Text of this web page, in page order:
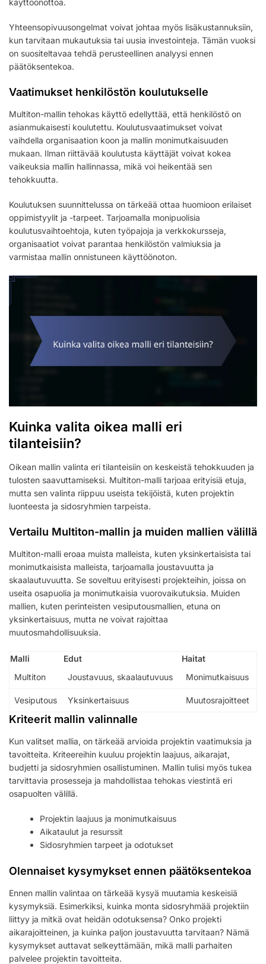
käyttöönottoa.
Yhteensopivuusongelmat voivat johtaa myös lisäkustannuksiin,
kun tarvitaan mukautuksia tai uusia investointeja. Tämän vuoksi
on suositeltavaa tehdä perusteellinen analyysi ennen
päätöksentekoa.
Vaatimukset henkilöstön koulutukselle
Multiton-mallin tehokas käyttö edellyttää, että henkilöstö on
asianmukaisesti koulutettu. Koulutusvaatimukset voivat
vaihdella organisaation koon ja mallin monimutkaisuuden
mukaan. Ilman riittävää koulutusta käyttäjät voivat kokea
vaikeuksia mallin hallinnassa, mikä voi heikentää sen
tehokkuutta.
Koulutuksen suunnittelussa on tärkeää ottaa huomioon erilaiset
oppimistyylit ja -tarpeet. Tarjoamalla monipuolisia
koulutusvaihtoehtoja, kuten työpajoja ja verkkokursseja,
organisaatiot voivat parantaa henkilöstön valmiuksia ja
varmistaa mallin onnistuneen käyttöönoton.
Kuinka valita oikea malli eri
tilanteisiin?
Oikean mallin valinta eri tilanteisiin on keskeistä tehokkuuden ja
tulosten saavuttamiseksi. Multiton-malli tarjoaa erityisiä etuja,
mutta sen valinta riippuu useista tekijöistä, kuten projektin
luonteesta ja sidosryhmien tarpeista.
Vertailu Multiton-mallin ja muiden mallien välillä
Multiton-malli eroaa muista malleista, kuten yksinkertaisista tai
monimutkaisista malleista, tarjoamalla joustavuutta ja
skaalautuvuutta. Se soveltuu erityisesti projekteihin, joissa on
useita osapuolia ja monimutkaisia vuorovaikutuksia. Muiden
mallien, kuten perinteisten vesiputousmallien, etuna on
yksinkertaisuus, mutta ne voivat rajoittaa
muutosmahdollisuuksia.
Malli Edut
Haitat
Multiton
Joustavuus, skaalautuvuus Monimutkaisuus
Vesiputous Yksinkertaisuus Muutosrajoitteet
Kriteerit mallin valinnalle
Kun valitset mallia, on tärkeää arvioida projektin vaatimuksia ja
tavoitteita. Kriteereihin kuuluu projektin laajuus, aikarajat,
budjetti ja sidosryhmien osallistuminen. Mallin tulisi myös tukea
tarvittavia prosesseja ja mahdollistaa tehokas viestintä eri
osapuolten välillä.
Projektin laajuus ja monimutkaisuus
Aikataulut ja resurssit
Sidosryhmien tarpeet ja odotukset
Olennaiset kysymykset ennen päätöksentekoa
Ennen mallin valintaa on tärkeää kysyä muutamia keskeisiä
kysymyksiä. Esimerkiksi, kuinka monta sidosryhmää projektiin
liittyy ja mitkä ovat heidän odotuksensa? Onko projekti
aikarajoitteinen, ja kuinka paljon joustavuutta tarvitaan? Nämä
kysymykset auttavat selkeyttämään, mikä malli parhaiten
palvelee projektin tavoitteita.